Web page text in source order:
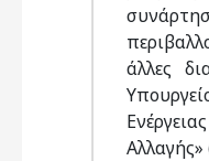
άλλες
Αλλαγής»